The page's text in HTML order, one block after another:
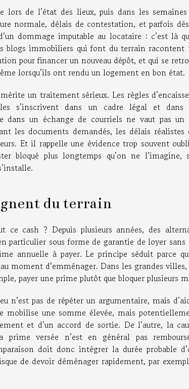
de l’état des lieux, puis dans les
normale, délais de contestation, et parfois
dommage imputable au locataire : c’est là
blogs immobiliers qui font du terrain racontent
pour financer un nouveau dépôt, et qui se
lorsqu’ils ont rendu un logement en bon état.
un traitement sérieux. Les règles
s’inscrivent dans un cadre légal et dans
dans un échange de courriels ne vaut pas
les documents demandés, les délais réalistes
Et il rappelle une évidence trop souvent
bloqué plus longtemps qu’on ne
du terrain
cash ? Depuis plusieurs années, des
particulier sous forme de garantie de loyer sans
annuelle à payer. Le principe séduit parce
moment d’emménager. Dans les grandes
payer une prime plutôt que bloquer plusieurs
n’est pas de répéter un argumentaire, mais
mobilise une somme élevée, mais
et d’un accord de sortie. De l’autre, la
versée n’est en général pas
doit donc intégrer la durée probable
de devoir déménager rapidement, par